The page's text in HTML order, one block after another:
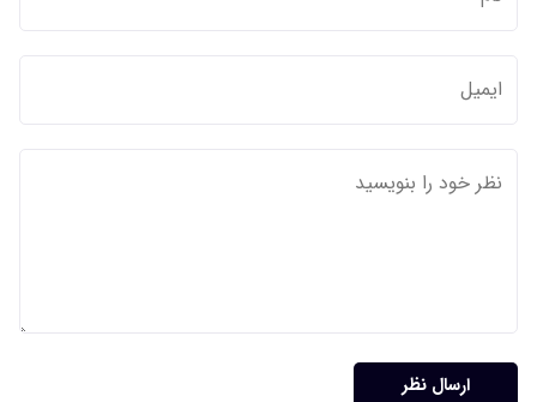
ارسال نظر